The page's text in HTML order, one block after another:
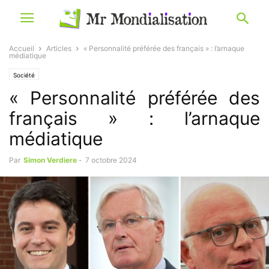
Accueil Articles
« Personnalité préférée des français » : l’arnaque
médiatique
Société
« Personnalité préférée des
français » : l’arnaque
médiatique
Par Simon Verdiere - 7 octobre 2024